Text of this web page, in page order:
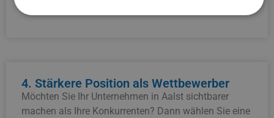
4. Stärkere Position als Wettbewerber
Möchten Sie Ihr Unternehmen in Aalst sichtbarer
machen als Ihre Konkurrenten? Dann wählen Sie eine